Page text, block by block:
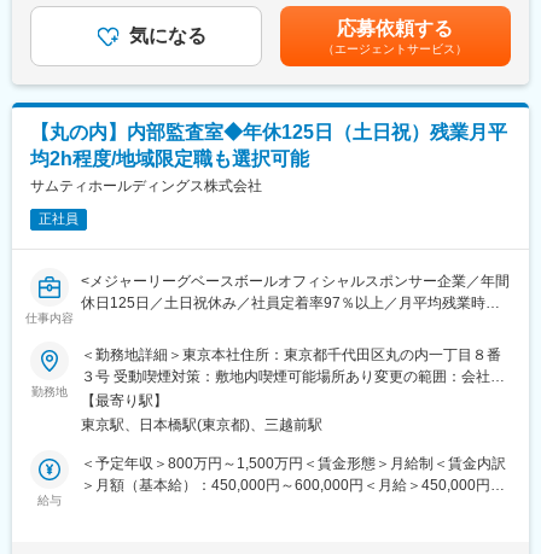
します。現任の嘱託社員からの内政化を目的として正社員とし
て、ご経験や意欲に応じて中長期での法務担当としてご活躍頂け
以下の業務を、現認担当から引き継ぎながら担当を頂きます。中
長期的には責任者としての役割を期待しています。
・契約書に関する精査業務
・その他企業法務関連業務
※現任担当や教育担当等から教育を致しますのでご安心ください！
※ご経験に応じては他業務のサポートをお願いする場合もございま
■働き方：
・土日祝休
・年休125日
・転居を伴う転勤はなし
＜東証プライム上場の総合ディベロッパー／多角的な事業展開で
安定性◎＞
（単身者は月1万円、扶養者は月2万円）■家族手当■資格手当（宅
健所有者は月1万円他同社規定により支給）■役職手当■育児手当■
退職金制度賃金はあくまでも目安の金額であり、選考を通じて上
下する可能性があります。月給(月額)は固定手当を含めた表記で
す。
気になる 応募依頼する
（エージェントサービス）
【丸の内】内部監査室◆年休125日（土日祝）残業月平
均2h程度/地域限定職も選択可能
サムティホールディングス株式会社
正社員
仕事内容
<メジャーリーグベースボールオフィシャルスポンサー企業／年間
休日125日／土日祝休み／社員定着率97％以上／月平均残業時間
■仕事内容：
サムティグループ各社の内部監査をお願いします。
監査役の補助業務についてもお願いすることがあります。
・個別内部監査計画書作成、予備調査
・拠点往査、関係者へのインタビュー
勤務地
＜勤務地詳細＞東京本社住所：東京都千代田区丸の内一丁目８番
３号 受動喫煙対策：敷地内喫煙可能場所あり変更の範囲：会社の
定める事業所
【最寄り駅】
東京駅、日本橋駅(東京都)、三越前駅
給与
＜予定年収＞800万円～1,500万円＜賃金形態＞月給制＜賃金内訳
＞月額（基本給）：450,000円～600,000円＜月給＞450,000円～